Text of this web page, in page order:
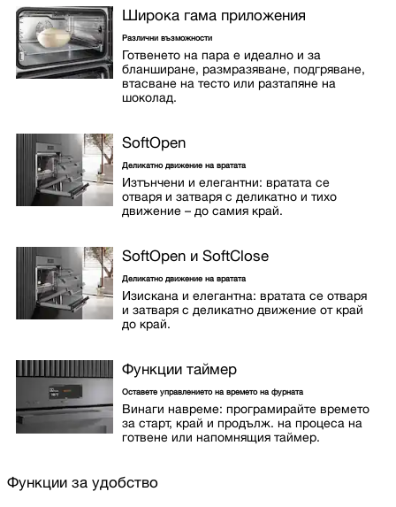
Широка гама приложения
Различни възможности
Готвенето на пара е идеално и за
бланширане, размразяване, подгряване,
втасване на тесто или разтапяне на
шоколад.
SoftOpen
Деликатно движение на вратата
Изтънчени и елегантни: вратата се
отваря и затваря с деликатно и тихо
движение – до самия край.
SoftOpen и SoftClose
Деликатно движение на вратата
Изискана и елегантна: вратата се отваря
и затваря с деликатно движение от край
до край.
Функции таймер
Оставете управлението на времето на фурната
Винаги навреме: програмирайте времето
за старт, край и продълж. на процеса на
готвене или напомнящия таймер.
Функции за удобство